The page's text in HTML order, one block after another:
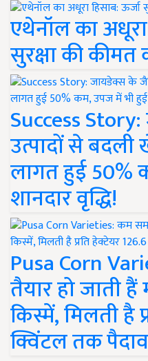
एथेनॉल का
सुरक्षा की कीमत
Success
उत्पादों से बदली
लागत हुई 50%
शानदार वृद्धि!
Pusa Corn
तैयार हो जाती
किस्में, मिलती है
क्विंटल तक